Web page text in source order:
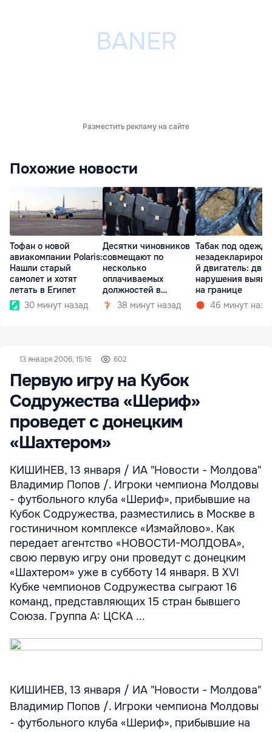
Разместить рекламу на сайте
Похожие новости
Тофан о новой
авиакомпании Polaris:
Нашли старый
самолет и хотят
летать в Египет
30 минут назад
Десятки чиновников
совмещают по
несколько
оплачиваемых
должностей в
госкомпаниях
38 минут назад
Табак под
й двигатель: два
нарушения
на границе
46 минут
13 января 2006, 15:16 602
Первую игру на Кубок
Содружества «Шериф»
проведет с донецким
«Шахтером»
КИШИНЕВ, 13 января / ИА "Новости - Молдова"
Владимир Попов /. Игроки чемпиона Молдовы
- футбольного клуба «Шериф», прибывшие на
Кубок Содружества, разместились в Москве в
гостиничном комплексе «Измайлово». Как
передает агентство «НОВОСТИ-МОЛДОВА»,
свою первую игру они проведут с донецким
«Шахтером» уже в субботу 14 января. В XVI
Кубке чемпионов Содружества сыграют 16
команд, представляющих 15 стран бывшего
Союза. Группа А: ЦСКА ...
КИШИНЕВ, 13 января / ИА "Новости - Молдова"
Владимир Попов /. Игроки чемпиона Молдовы
- футбольного клуба «Шериф», прибывшие на